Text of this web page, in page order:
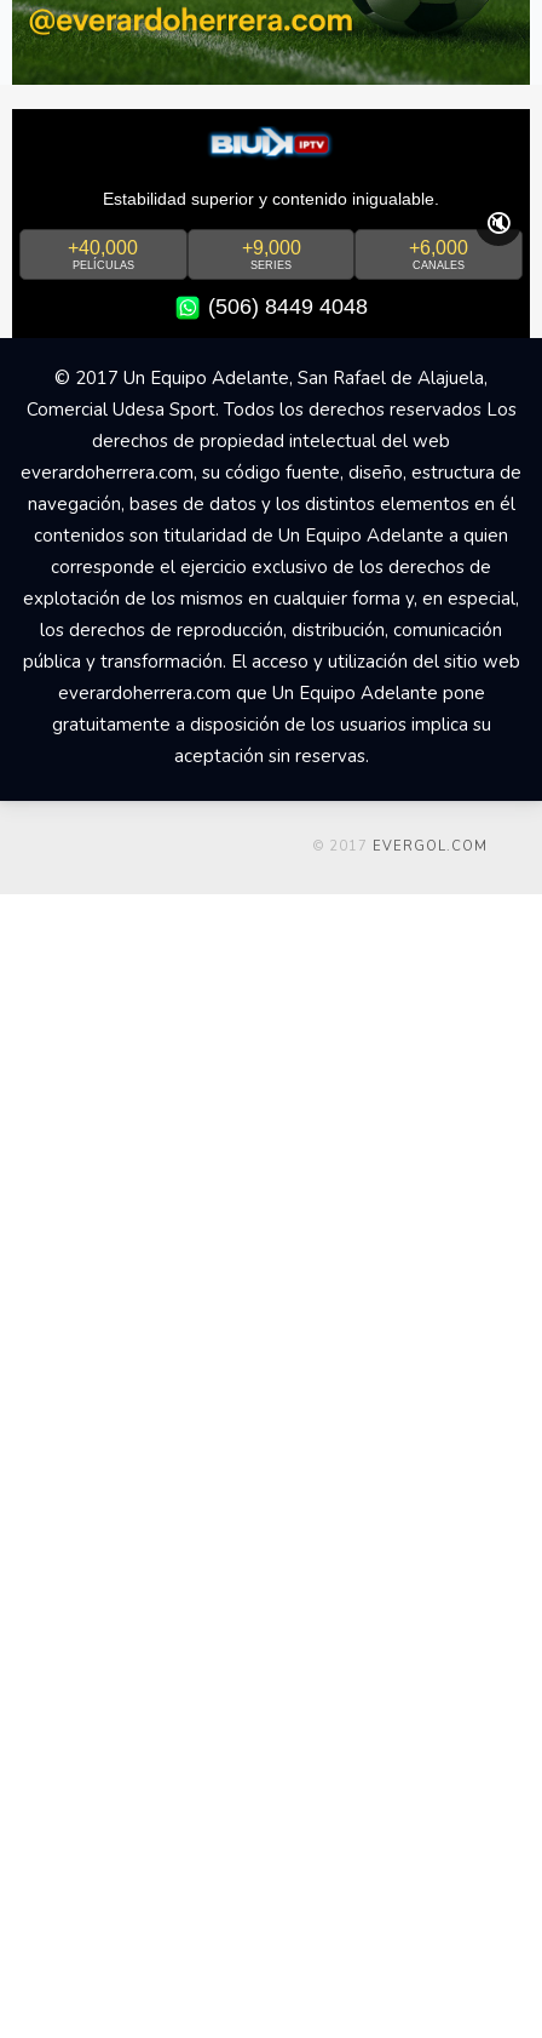
Estabilidad superior y contenido inigualable.
+40,000
PELÍCULAS
+9,000
SERIES
+6,000
CANALES
(506) 8449 4048
🔇
© 2017 Un Equipo Adelante, San Rafael de Alajuela,
Comercial Udesa Sport. Todos los derechos reservados Los
derechos de propiedad intelectual del web
everardoherrera.com, su código fuente, diseño, estructura de
navegación, bases de datos y los distintos elementos en él
contenidos son titularidad de Un Equipo Adelante a quien
corresponde el ejercicio exclusivo de los derechos de
explotación de los mismos en cualquier forma y, en especial,
los derechos de reproducción, distribución, comunicación
pública y transformación. El acceso y utilización del sitio web
everardoherrera.com que Un Equipo Adelante pone
gratuitamente a disposición de los usuarios implica su
aceptación sin reservas.
© 2017 EVERGOL.COM